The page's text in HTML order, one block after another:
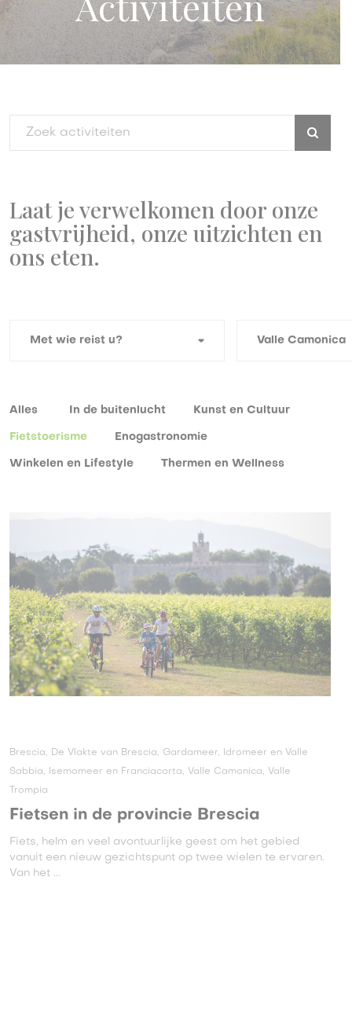
Laat je verwelkomen door onze
gastvrijheid, onze uitzichten en
ons eten.
Alles In de buitenlucht Kunst en Cultuur
Fietstoerisme Enogastronomie
Winkelen en Lifestyle Thermen en Wellness
Brescia, De Vlakte van Brescia, Gardameer, Idromeer en Valle
Sabbia, Isemomeer en Franciacorta, Valle Camonica, Valle
Trompia
Fietsen in de provincie Brescia
Fiets, helm en veel avontuurlijke geest om het gebied
vanuit een nieuw gezichtspunt op twee wielen te ervaren.
Van het ...